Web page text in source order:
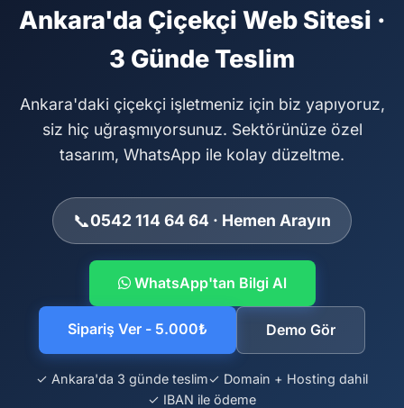
Ankara'da Çiçekçi Web Sitesi ·
3 Günde Teslim
Ankara'daki çiçekçi işletmeniz için biz yapıyoruz,
siz hiç uğraşmıyorsunuz. Sektörünüze özel
tasarım, WhatsApp ile kolay düzeltme.
📞0542 114 64 64 · Hemen Arayın
WhatsApp'tan Bilgi Al
Sipariş Ver - 5.000₺ Demo Gör
✓ Ankara'da 3 günde teslim✓ Domain + Hosting dahil
✓ IBAN ile ödeme